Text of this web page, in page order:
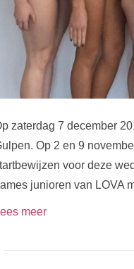
zaterdag 7 december
Op 2 en 9
voor deze
junioren van LOVA
meer